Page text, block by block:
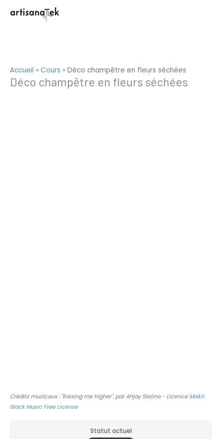
Accueil » Cours » Déco champêtre en fleurs séchées
Déco champêtre en fleurs séchées
Crédits musicaux : "Raising me higher", par Ahjay Stelino - Licence Mixkit
Stock Music Free License
Statut actuel